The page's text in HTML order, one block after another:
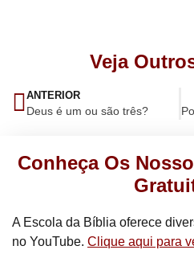
Veja
ANTERIOR
Deus é um ou são três?
Conheça Os
A Escola da Bíblia oferece
no YouTube. Clique aqui para